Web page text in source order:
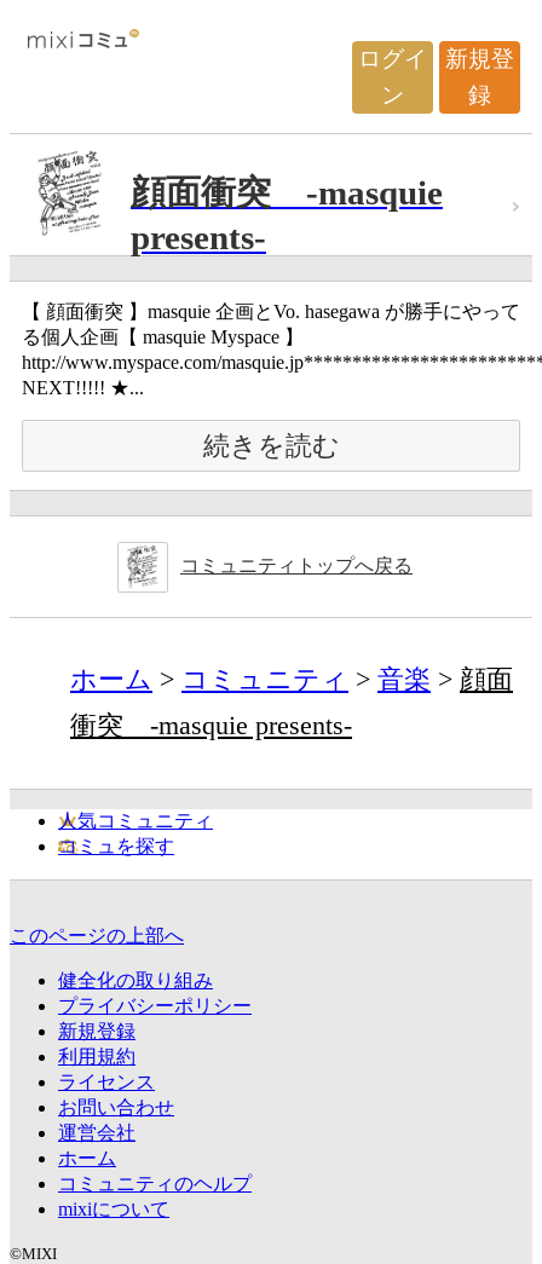
ログイ
ン
新規登
録
顔面衝突 -masquie
presents-
【 顔面衝突 】masquie 企画とVo. hasegawa が勝手にやって
る個人企画【 masquie Myspace 】
http://www.myspace.com/
NEXT!!!!! ★...
続きを読む
コミュニティトップへ戻る
ホーム コミュニティ 音楽
顔面
衝突 -masquie presents-
人気コミュニティ
コミュを探す
このページの上部へ
健全化の取り組み
プライバシーポリシー
新規登録
利用規約
ライセンス
お問い合わせ
運営会社
ホーム
コミュニティのヘルプ
mixiについて
©MIXI